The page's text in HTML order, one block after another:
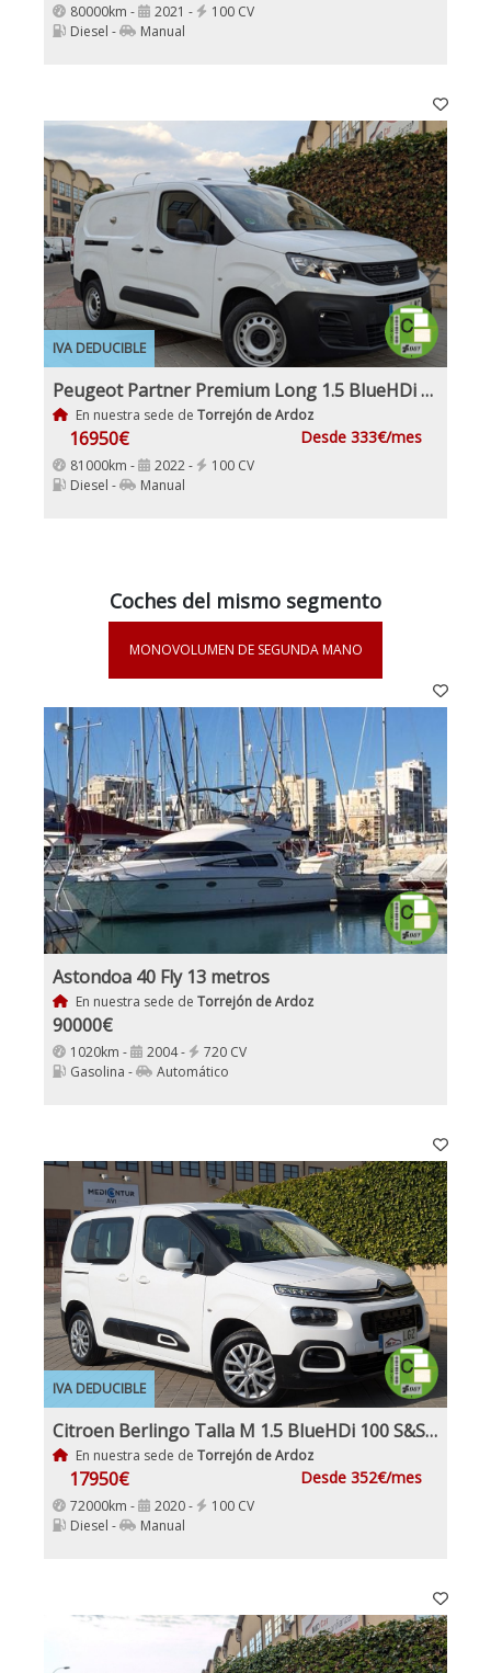
80000km - 2021 -
100 CV
Diesel -
Manual
IVA DEDUCIBLE
Peugeot Partner Premium Long 1.5 BlueHDi 100Cv Etiqueta C IVA y Garantía Incl
En nuestra sede de Torrejón de Ardoz
16950€ Desde 333€/mes
81000km - 2022 -
100 CV
Diesel -
Manual
Coches del mismo segmento
MONOVOLUMEN DE SEGUNDA MANO
Astondoa 40 Fly 13 metros
En nuestra sede de Torrejón de Ardoz
90000€
1020km - 2004 -
720 CV
Gasolina -
Automático
IVA DEDUCIBLE
Citroen Berlingo Talla M 1.5 BlueHDi 100 S&S FEEL monovolumen IVA y Garantía Inc Etiqueta Medioambiental C
En nuestra sede de Torrejón de Ardoz
17950€ Desde 352€/mes
72000km - 2020 -
100 CV
Diesel -
Manual